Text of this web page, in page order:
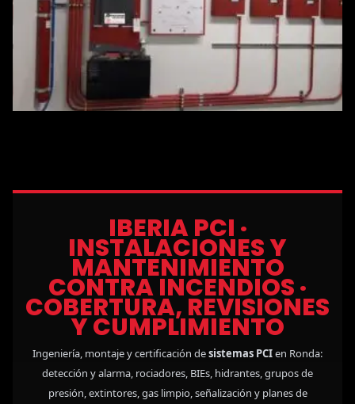
IBERIA PCI ·
INSTALACIONES Y
MANTENIMIENTO
CONTRA INCENDIOS ·
COBERTURA, REVISIONES
Y CUMPLIMIENTO
Ingeniería, montaje y certificación desistemas PCIen Ronda:
detección y alarma, rociadores, BIEs, hidrantes, grupos de
presión, extintores, gas limpio, señalización y planes de